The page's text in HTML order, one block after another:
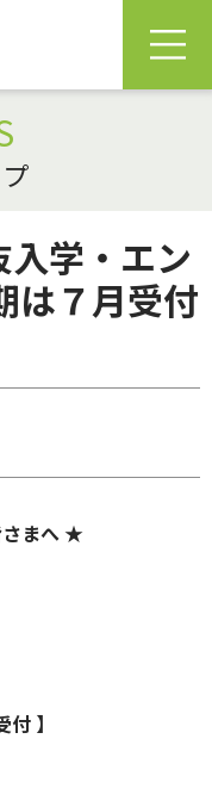
入学・エン
は７月受付
まへ ★
】